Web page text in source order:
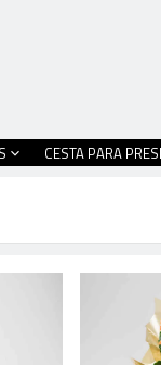
CESTA PARA